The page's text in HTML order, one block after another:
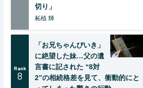
切り」
柘植 輝
Rank
8
「お兄ちゃんびいき」
に絶望した妹…父の遺
言書に記された “8対
2”の相続格差を見て、衝動的にと